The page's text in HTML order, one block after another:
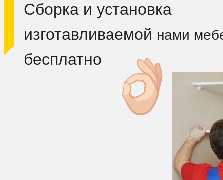
Сборка и установка
изготавливаемой нами
бесплатно